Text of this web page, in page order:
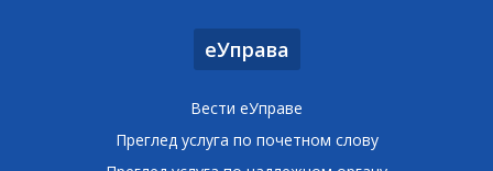
еУправа
Вести еУправе
Преглед услуга по почетном слову